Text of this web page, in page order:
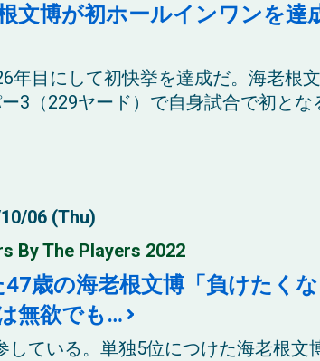
文博が初ホールインワンを達
年目にして初快挙を達成だ。海老根
3（229ヤード）で自身試合で初とな
06 (Thu)
By The Players 2022
歳の海老根文博「負けたく
無欲でも…
している。単独5位につけた海老根文